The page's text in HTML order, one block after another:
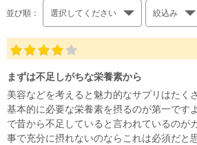
並び順： 選択してください 絞込み
まずは不足しがちな栄養素から
美容などを考えると魅力的なサプリはたく
基本的に必要な栄養素を摂るのが第一です
で昔から不足していると言われているのが
事で充分に摂れないのならこれは必須だと